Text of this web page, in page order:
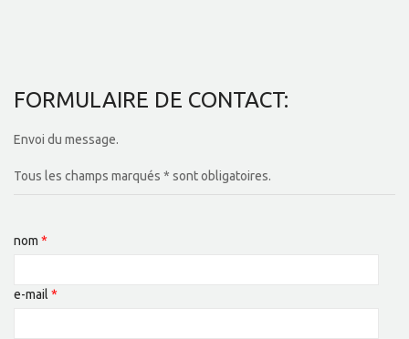
FORMULAIRE DE CONTACT:
Envoi du message.
Tous les champs marqués * sont obligatoires.
nom *
e-mail *